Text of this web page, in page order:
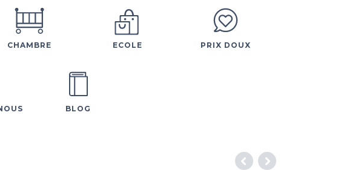
CHAMBRE ECOLE PRIX DOUX
BLOG